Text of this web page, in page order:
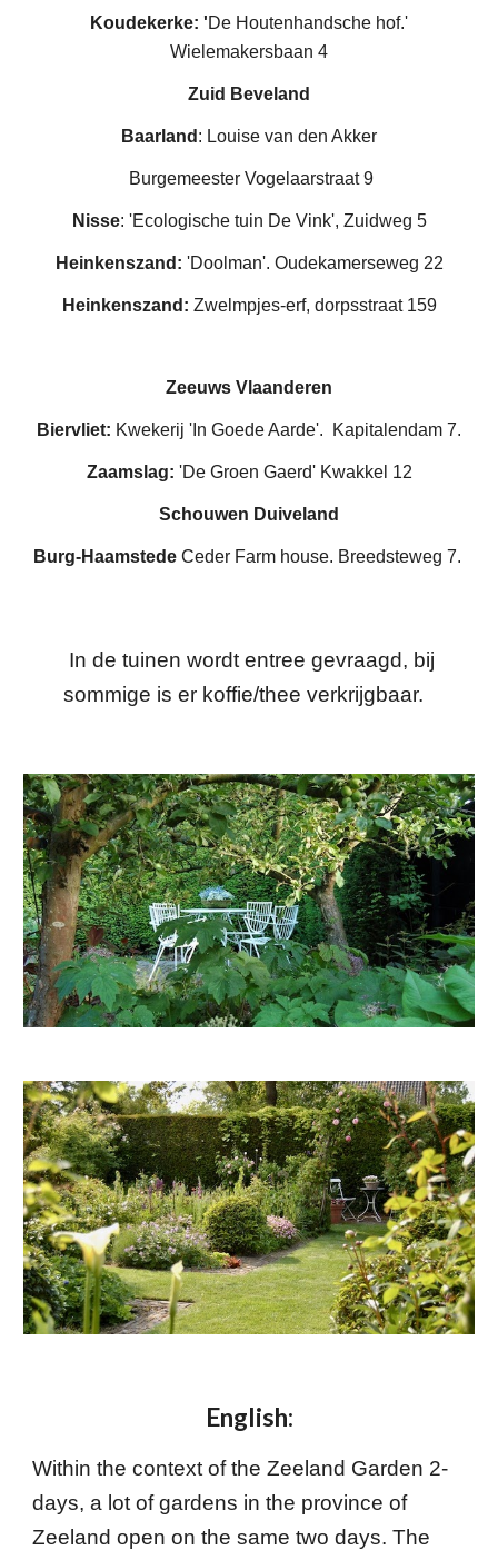
Koudekerke: 'De Houtenhandsche hof.'
Wielemakersbaan 4
Zuid Beveland
Baarland : Louise van den Akker
Burgemeester Vogelaarstraat 9
Nisse: 'Ecologische tuin De Vink', Zuidweg 5
Heinkenszand: 'Doolman'. Oudekamerseweg 22
Heinkenszand: Zwelmpjes-erf, dorpsstraat 159
Zeeuws Vlaanderen
Biervliet: Kwekerij 'In Goede Aarde'. Kapitalendam 7.
Zaamslag: 'De Groen Gaerd' Kwakkel 12
Schouwen Duiveland
Burg-Haamstede Ceder Farm house. Breedsteweg 7.
In de tuinen wordt entree gevraagd, bij
sommige is er koffie/thee verkrijgbaar.
English:
Within the context of the Zeeland Garden 2-
days, a lot of gardens in the province of
Zeeland open on the same two days. The